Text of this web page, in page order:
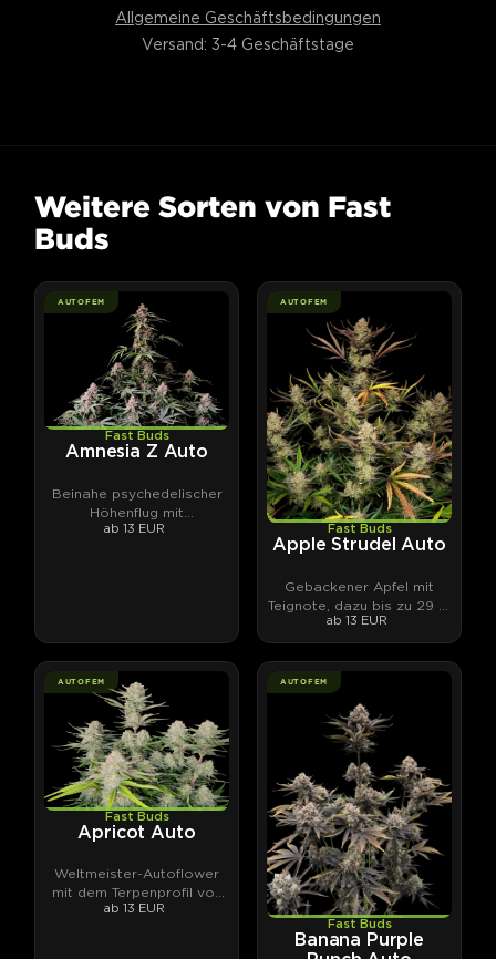
Allgemeine Geschäftsbedingungen
Versand: 3-4 Geschäftstage
Weitere Sorten von Fast
Buds
AUTOFEM
Fast Buds
Amnesia Z Auto
Beinahe psychedelischer
Höhenflug mit
Fruchtcocktail-Terpenen.
ab 13 EUR
AUTOFEM
Fast Buds
Apple Strudel Auto
Gebackener Apfel mit
Teignote, dazu bis zu 29 %
THC.
ab 13 EUR
AUTOFEM
Fast Buds
Apricot Auto
Weltmeister-Autoflower
mit dem Terpenprofil von
Aprikosenmarmelade.
ab 13 EUR
AUTOFEM
Fast Buds
Banana Purple